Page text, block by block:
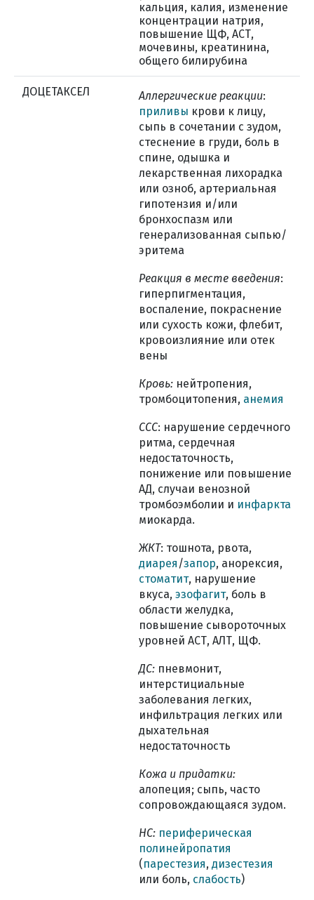
кальция, калия, изменение
концентрации натрия,
повышение ЩФ, АСТ,
мочевины, креатинина,
общего билирубина
ДОЦЕТАКСЕЛ Аллергические реакции:
приливы крови к лицу,
сыпь в сочетании с зудом,
стеснение в груди, боль в
спине, одышка и
лекарственная лихорадка
или озноб, артериальная
гипотензия и/или
бронхоспазм или
генерализованная сыпью/
эритема
Реакция в месте введения:
гиперпигментация,
воспаление, покраснение
или сухость кожи, флебит,
кровоизлияние или отек
вены
Кровь: нейтропения,
тромбоцитопения, анемия
ССС: нарушение сердечного
ритма, сердечная
недостаточность,
понижение или повышение
АД, случаи венозной
тромбоэмболии и инфаркта
миокарда.
ЖКТ: тошнота, рвота,
диарея /запор, анорексия,
стоматит, нарушение
вкуса, эзофагит, боль в
области желудка,
повышение сывороточных
уровней АСТ, АЛТ, ЩФ.
ДС: пневмонит,
интерстициальные
заболевания легких,
инфильтрация легких или
дыхательная
недостаточность
Кожа и придатки:
алопеция; сыпь, часто
сопровождающаяся зудом.
НС: периферическая
полинейропатия
(парестезия, дизестезия
или боль, слабость)